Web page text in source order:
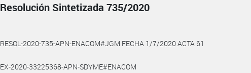
Resolución Sintetizada 735/2020
RESOL-2020-735-APN-ENACOM#JGM FECHA 1/7/2020 ACTA 61
EX-2020-33225368-APN-SDYME#ENACOM